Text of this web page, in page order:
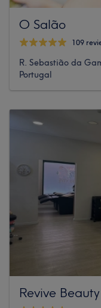
O Salão
109
R. Sebastião da
Portugal
Revive